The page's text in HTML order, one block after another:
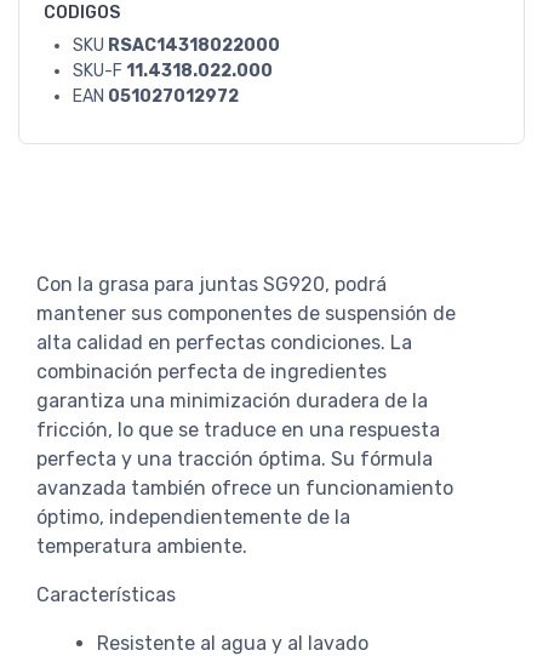
CODIGOS
SKU RSAC14318022000
SKU-F 11.4318.022.000
EAN 051027012972
Con la grasa para juntas SG920, podrá
mantener sus componentes de suspensión de
alta calidad en perfectas condiciones. La
combinación perfecta de ingredientes
garantiza una minimización duradera de la
fricción, lo que se traduce en una respuesta
perfecta y una tracción óptima. Su fórmula
avanzada también ofrece un funcionamiento
óptimo, independientemente de la
temperatura ambiente.
Características
Resistente al agua y al lavado